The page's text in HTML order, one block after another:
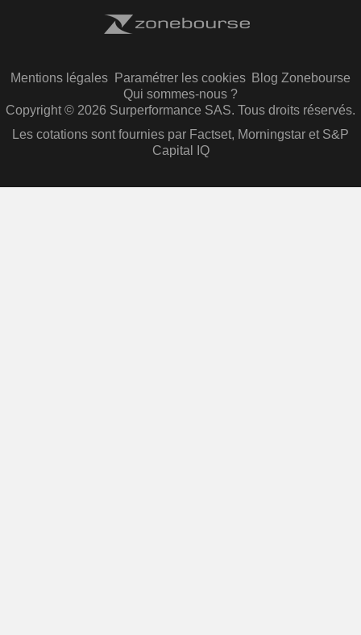
Mentions légales Paramétrer les cookies Blog Zonebourse
Qui sommes-nous ?
Copyright © 2026 Surperformance SAS. Tous droits réservés.
Les cotations sont fournies par Factset, Morningstar et S&P
Capital IQ